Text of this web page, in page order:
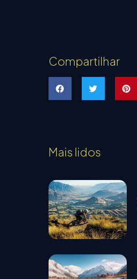
Compartilhar
Mais lidos